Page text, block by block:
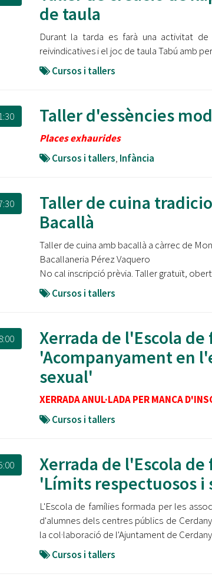
Oberta la convocatòria d'Ajuts per a l'autoocupació
jove 2026
Cerdanyola opta a més de 5 milions d'euros del Pla
Barris per transformar les Fontetes, Quatre Cantons
l'entorn de l'avinguda Catalunya
L’Ajuntament reparteix ulleres gratuïtes per veure
l'eclipsi solar
de taula
Durant la tarda es farà una activitat
reivindicatives i el joc de taula Tabú amb
Cursos i tallers
Taller d'essències
Places exhaurides
Cursos i tallers, Infància
Taller de cuina
Bacallà
Taller de cuina amb bacallà a càrrec de
Bacallaneria Pérez Vaquero
No cal inscripció prèvia. Taller gratuït,
Cursos i tallers
Xerrada de l'Escola
'Acompanyament en
sexual'
XERRADA ANUL·LADA PER MANCA
Cursos i tallers
Xerrada de l'Escola
'Límits respectuosos i
L'Escola de famílies formada per les
d'alumnes dels centres públics de
la col·laboració de l'Ajuntament de
Cursos i tallers